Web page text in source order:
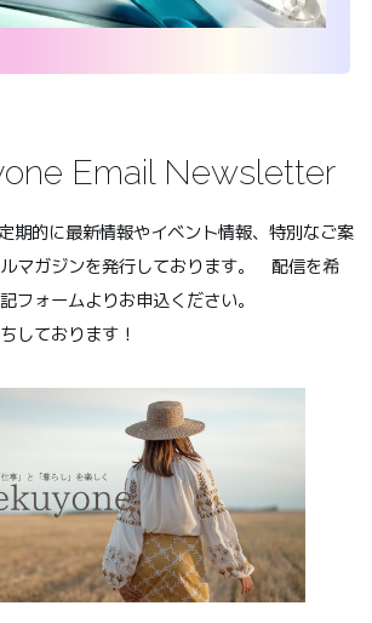
Email Newsletter
的に最新情報やイベント情報、特別なご案
マガジンを発行しております。 配信を希
フォームよりお申込ください。
しております！